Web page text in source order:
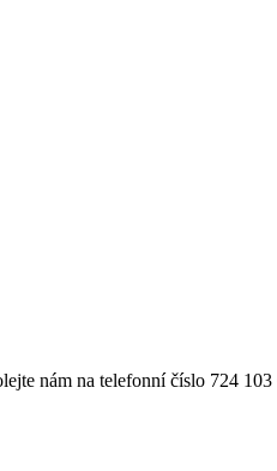
nám na telefonní číslo 724